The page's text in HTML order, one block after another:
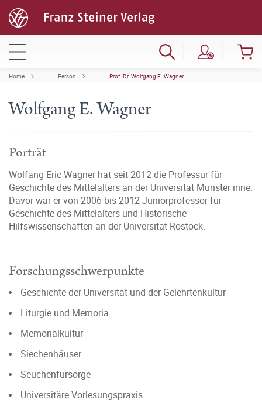
Home Person Prof. Dr. Wolfgang E. Wagner
Wolfgang E. Wagner
Porträt
Wolfang Eric Wagner hat seit 2012 die Professur für
Geschichte des Mittelalters an der Universität Münster inne.
Davor war er von 2006 bis 2012 Juniorprofessor für
Geschichte des Mittelalters und Historische
Hilfswissenschaften an der Universität Rostock.
Forschungsschwerpunkte
Geschichte der Universität und der Gelehrtenkultur
Liturgie und Memoria
Memorialkultur
Siechenhäuser
Seuchenfürsorge
Universitäre Vorlesungspraxis